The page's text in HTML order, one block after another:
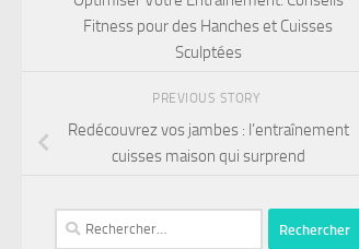
Fitness pour des Hanches et Cuisses
Sculptées
PREVIOUS STORY
Redécouvrez vos jambes : l’entraînement
cuisses maison qui surprend